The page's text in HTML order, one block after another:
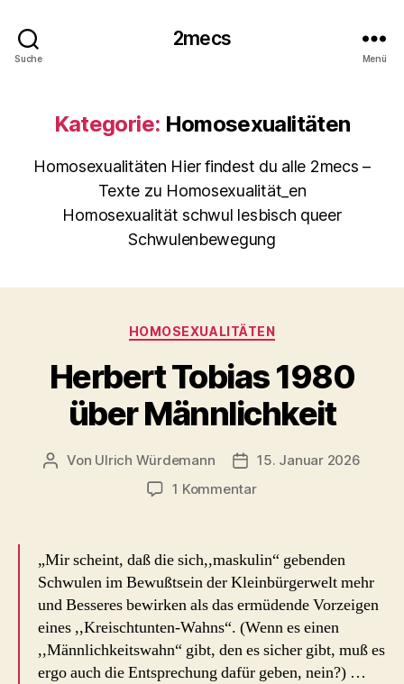
Suche
2mecs
Menü
Kategorie: Homosexualitäten
Homosexualitäten Hier findest du alle 2mecs –
Texte zu Homosexualität_en
Homosexualität schwul lesbisch queer
Schwulenbewegung
Kategorien
HOMOSEXUALITÄTEN
Herbert Tobias 1980
über Männlichkeit
Beitragsautor
Von Ulrich Würdemann Beitragsdatum
15. Januar 2026
1 Kommentarzu
über
Männlichkeit
„Mir scheint, daß die sich,,maskulin“ gebenden
Schwulen im Bewußtsein der Kleinbürgerwelt mehr
und Besseres bewirken als das ermüdende Vorzeigen
eines ,,Kreischtunten-Wahns“. (Wenn es einen
,,Männlichkeitswahn“ gibt, den es sicher gibt, muß es
ergo auch die Entsprechung dafür geben, nein?) …